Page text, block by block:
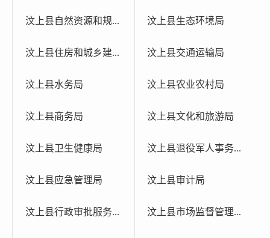
汶上县自然资源和规... 汶上县生态环境局
汶上县住房和城乡建... 汶上县交通运输局
汶上县水务局 汶上县农业农村局
汶上县商务局 汶上县文化和旅游局
汶上县卫生健康局 汶上县退役军人事务...
汶上县应急管理局 汶上县审计局
汶上县行政审批服务... 汶上县市场监督管理...